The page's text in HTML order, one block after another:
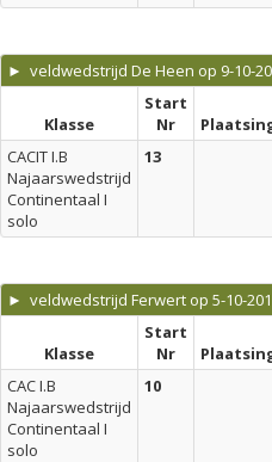
► veldwedstrijd De Heen op 9-10-
Klasse
Start
Nr
CACIT I.B
Najaarswedstrijd
Continentaal I
solo
13
► veldwedstrijd Ferwert op 5-10-
Klasse
Start
Nr
CAC I.B
Najaarswedstrijd
Continentaal I
solo
10